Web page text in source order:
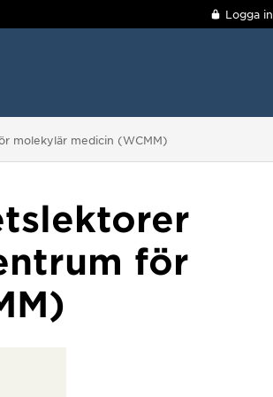
Logga in
molekylär medicin (WCMM)
för